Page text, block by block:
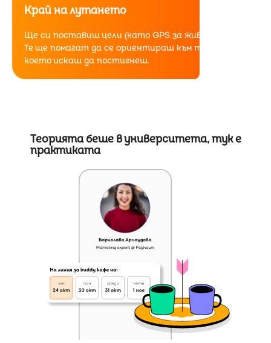
Край на лутането
Ще си поставиш цели (като GPS за живота ти).
Те ще помагат да се ориентираш към това,
което искаш да постигнеш.
Теорията беше в университета, тук е
практиката